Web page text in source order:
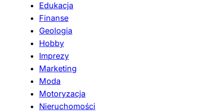
Edukacja
Finanse
Geologia
Hobby
Imprezy
Marketing
Moda
Motoryzacja
Nieruchomości